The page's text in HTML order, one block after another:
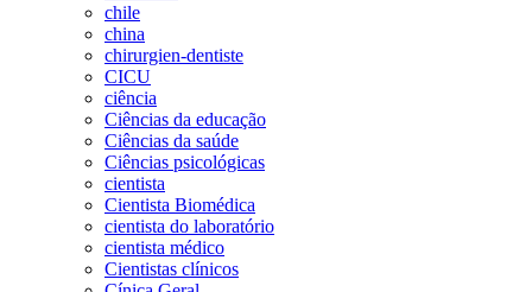
chile
china
chirurgien-dentiste
CICU
ciência
Ciências da educação
Ciências da saúde
Ciências psicológicas
cientista
Cientista Biomédica
cientista do laboratório
cientista médico
Cientistas clínicos